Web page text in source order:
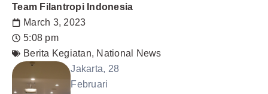
Team Filantropi Indonesia
March 3, 2023
5:08 pm
Berita Kegiatan, National News
Jakarta, 28
Februari